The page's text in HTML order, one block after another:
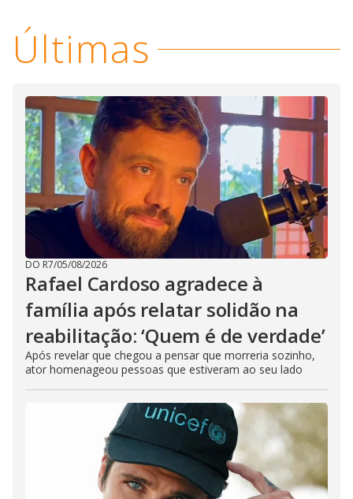
Últimas
DO R7/05/08/2026
Rafael Cardoso agradece à
família após relatar solidão na
reabilitação: ‘Quem é de verdade’
Após revelar que chegou a pensar que morreria sozinho,
ator homenageou pessoas que estiveram ao seu lado